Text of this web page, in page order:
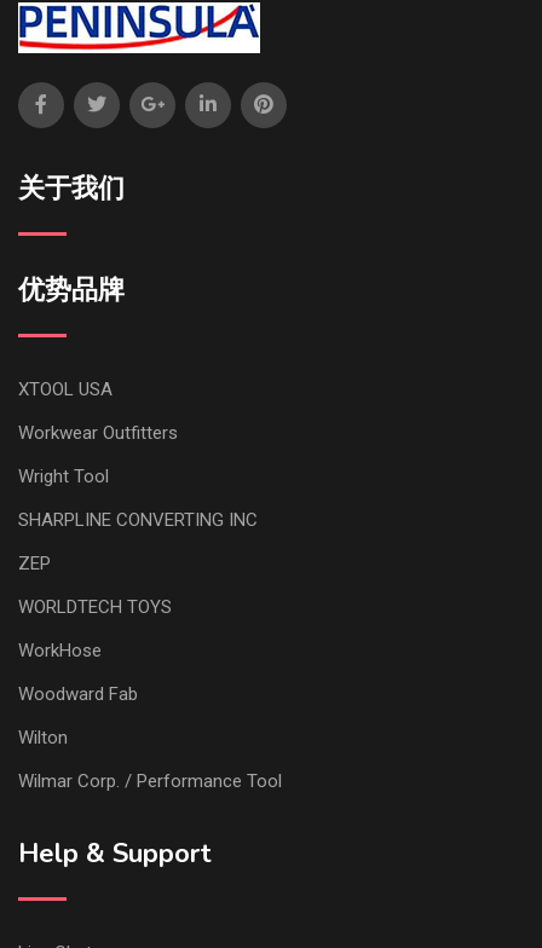
关于我们
优势品牌
XTOOL USA
Workwear Outfitters
Wright Tool
SHARPLINE CONVERTING INC
ZEP
WORLDTECH TOYS
WorkHose
Woodward Fab
Wilton
Wilmar Corp. / Performance Tool
Help & Support